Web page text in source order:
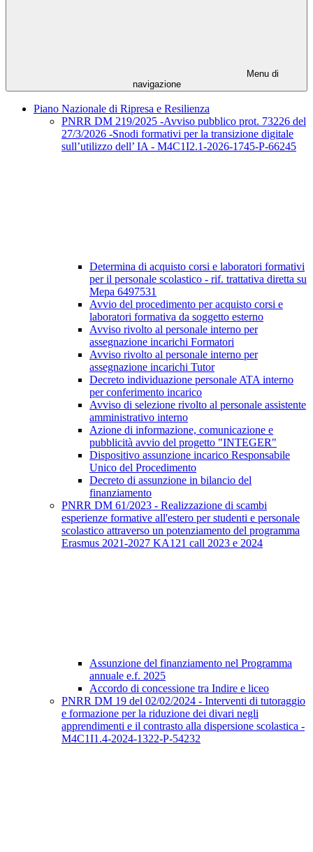
Menu di
navigazione
Piano Nazionale di Ripresa e Resilienza
PNRR DM 219/2025 -Avviso pubblico prot. 73226 del
27/3/2026 -Snodi formativi per la transizione digitale
sull’utilizzo dell’ IA - M4C1I2.1-2026-1745-P-66245
Determina di acquisto corsi e laboratori formativi
per il personale scolastico - rif. trattativa diretta su
Mepa 6497531
Avvio del procedimento per acquisto corsi e
laboratori formativa da soggetto esterno
Avviso rivolto al personale interno per
assegnazione incarichi Formatori
Avviso rivolto al personale interno per
assegnazione incarichi Tutor
Decreto individuazione personale ATA interno
per conferimento incarico
Avviso di selezione rivolto al personale assistente
amministrativo interno
Azione di informazione, comunicazione e
pubblicità avvio del progetto "INTEGER"
Dispositivo assunzione incarico Responsabile
Unico del Procedimento
Decreto di assunzione in bilancio del
finanziamento
PNRR DM 61/2023 - Realizzazione di scambi
esperienze formative all'estero per studenti e personale
scolastico attraverso un potenziamento del programma
Erasmus 2021-2027 KA121 call 2023 e 2024
Assunzione del finanziamento nel Programma
annuale e.f. 2025
Accordo di concessione tra Indire e liceo
PNRR DM 19 del 02/02/2024 - Interventi di tutoraggio
e formazione per la riduzione dei divari negli
apprendimenti e il contrasto alla dispersione scolastica -
M4C1I1.4-2024-1322-P-54232